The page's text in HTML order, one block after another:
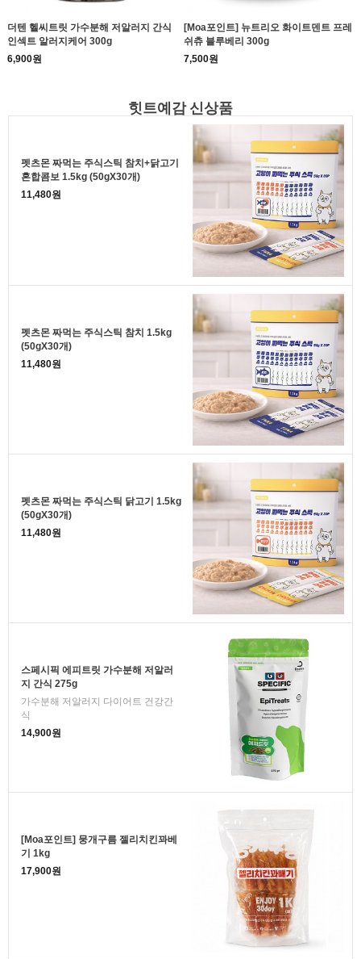
더텐 헬씨트릿 가수분해 저알러지 간식
인섹트 알러지케어 300g
6,900원
[Moa포인트] 뉴트리오 화이트덴트 프레
쉬츄 블루베리 300g
7,500원
힛트예감 신상품
펫츠몬 짜먹는 주식스틱 참치+닭고기
혼합콤보 1.5kg (50gX30개)
11,480원
펫츠몬 짜먹는 주식스틱 참치 1.5kg
(50gX30개)
11,480원
펫츠몬 짜먹는 주식스틱 닭고기 1.5kg
(50gX30개)
11,480원
스페시픽 에피트릿 가수분해 저알러
지 간식 275g
가수분해 저알러지 다이어트 건강간
식
14,900원
[Moa포인트] 뭉개구름 젤리치킨꽈베
기 1kg
17,900원